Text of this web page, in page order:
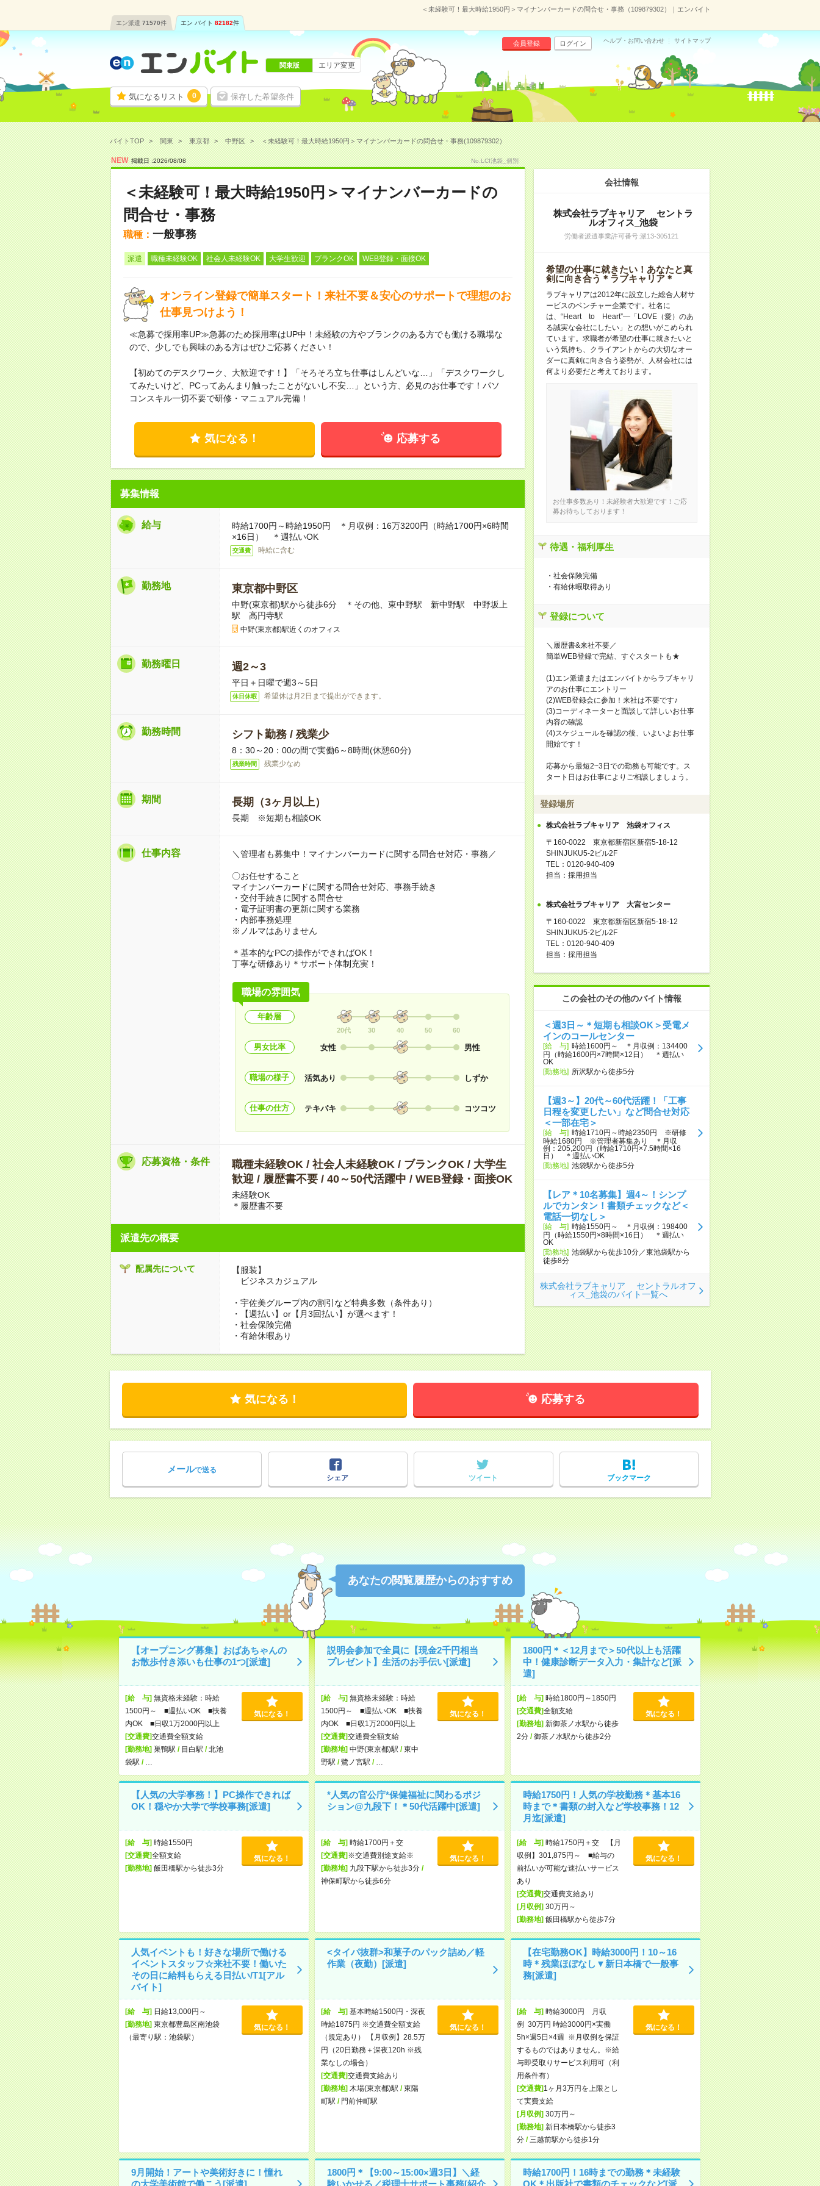
＜未経験可！最大時給1950円＞マイナンバーカードの問合せ・事務（109879302）｜エンバイト
エン派遣 71570件 エン バイト 82182件
気になるリスト 0 保存した希望条件
会員登録 ログイン ヘルプ・お問い合わせ サイトマップ
関東版 エリア変更
バイトTOP 関東 東京都 中野区 ＜未経験可！最大時給1950円＞マイナンバーカードの問合せ・事務(109879302）
NEW 掲載日 :2026/08/08 No.LCI池袋_個別
＜未経験可！最大時給1950円＞マイナンバーカードの
問合せ・事務
職種： 一般事務
派遣 職種未経験OK 社会人未経験OK 大学生歓迎 ブランクOK WEB登録・面接OK
オンライン登録で簡単スタート！来社不要＆安心のサポートで理想のお
仕事見つけよう！
≪急募で採用率UP≫急募のため採用率はUP中！未経験の方やブランクのある方でも働ける職場な
ので、少しでも興味のある方はぜひご応募ください！
【初めてのデスクワーク、大歓迎です！】「そろそろ立ち仕事はしんどいな…」「デスクワークし
てみたいけど、PCってあんまり触ったことがないし不安…」という方、必見のお仕事です！パソ
コンスキル一切不要で研修・マニュアル完備！
気になる！ 応募する
募集情報
給与
時給1700円～時給1950円 ＊月収例：16万3200円（時給1700円×6時間
×16日） ＊週払いOK
交通費 時給に含む
勤務地 東京都中野区
中野(東京都)駅から徒歩6分 ＊その他、東中野駅 新中野駅 中野坂上
駅 高円寺駅
中野(東京都)駅近くのオフィス
勤務曜日 週2～3
平日＋日曜で週3～5日
休日休暇 希望休は月2日まで提出ができます。
勤務時間 シフト勤務 / 残業少
8：30～20：00の間で実働6～8時間(休憩60分)
残業時間 残業少なめ
期間 長期（3ヶ月以上）
長期 ※短期も相談OK
仕事内容 ＼管理者も募集中！マイナンバーカードに関する問合せ対応・事務／
〇お任せすること
マイナンバーカードに関する問合せ対応、事務手続き
・交付手続きに関する問合せ
・電子証明書の更新に関する業務
・内部事務処理
※ノルマはありません
＊基本的なPCの操作ができればOK！
丁寧な研修あり＊サポート体制充実！
職場の雰囲気
年齢層
20代 30 40 50 60
男女比率 女性 男性
職場の様子 活気あり しずか
仕事の仕方 テキパキ コツコツ
応募資格・条件
職種未経験OK / 社会人未経験OK / ブランクOK / 大学生
歓迎 / 履歴書不要 / 40～50代活躍中 / WEB登録・面接OK
未経験OK
＊履歴書不要
派遣先の概要
配属先について
【服装】
ビジネスカジュアル
・宇佐美グループ内の割引など特典多数（条件あり）
・【週払い】or【月3回払い】が選べます！
・社会保険完備
・有給休暇あり
会社情報
株式会社ラブキャリア セントラ
ルオフィス_池袋
労働者派遣事業許可番号:派13-305121
希望の仕事に就きたい！あなたと真
剣に向き合う＊ラブキャリア＊
ラブキャリアは2012年に設立した総合人材サ
ービスのベンチャー企業です。社名に
は、“Heart to Heart”―「LOVE（愛）のあ
る誠実な会社にしたい」との想いがこめられ
ています。求職者が希望の仕事に就きたいと
いう気持ち、クライアントからの大切なオー
ダーに真剣に向き合う姿勢が、人材会社には
何より必要だと考えております。
お仕事多数あり！未経験者大歓迎です！ご応
募お待ちしております！
待遇・福利厚生
・社会保険完備
・有給休暇取得あり
登録について
＼履歴書&来社不要／
簡単WEB登録で完結、すぐスタートも★
(1)エン派遣またはエンバイトからラブキャリ
アのお仕事にエントリー
(2)WEB登録会に参加！来社は不要です♪
(3)コーディネーターと面談して詳しいお仕事
内容の確認
(4)スケジュールを確認の後、いよいよお仕事
開始です！
応募から最短2~3日での勤務も可能です。ス
タート日はお仕事によりご相談しましょう。
登録場所
株式会社ラブキャリア 池袋オフィス
〒160-0022 東京都新宿区新宿5-18-12
SHINJUKU5-2ビル2F
TEL：0120-940-409
担当：採用担当
株式会社ラブキャリア 大宮センター
〒160-0022 東京都新宿区新宿5-18-12
SHINJUKU5-2ビル2F
TEL：0120-940-409
担当：採用担当
この会社のその他のバイト情報
＜週3日～＊短期も相談OK＞受電メ
インのコールセンター
[給 与] 時給1600円～ ＊月収例：134400
円（時給1600円×7時間×12日） ＊週払い
OK
[勤務地] 所沢駅から徒歩5分
【週3～】20代～60代活躍！「工事
日程を変更したい」など問合せ対応
＜一部在宅＞
[給 与] 時給1710円～時給2350円 ※研修
時給1680円 ※管理者募集あり ＊月収
例：205,200円（時給1710円×7.5時間×16
日） ＊週払いOK
[勤務地] 池袋駅から徒歩5分
【レア＊10名募集】週4～！シンプ
ルでカンタン！書類チェックなど＜
電話一切なし＞
[給 与] 時給1550円～ ＊月収例：198400
円（時給1550円×8時間×16日） ＊週払い
OK
[勤務地] 池袋駅から徒歩10分／東池袋駅から
徒歩8分
株式会社ラブキャリア セントラルオフ
ィス_池袋のバイト一覧へ
気になる！ 応募する
メールで送る
シェア
ツイート ブックマーク
あなたの閲覧履歴からのおすすめ
【オープニング募集】おばあちゃんの
お散歩付き添いも仕事の1つ[派遣]
[給 与]無資格未経験：時給
1500円～ ■週払いOK ■扶養
内OK ■日収1万2000円以上
[交通費]交通費全額支給
[勤務地]巣鴨駅 / 目白駅 /北池
袋駅 /
気になる！
説明会参加で全員に【現金2千円相当
プレゼント】生活のお手伝い[派遣]
[給 与]無資格未経験：時給
1500円～ ■週払いOK ■扶養
内OK ■日収1万2000円以上
[交通費]交通費全額支給
[勤務地]中野(東京都)駅 /東中
野駅 /鷺ノ宮駅 /
気になる！
1800円＊＜12月まで＞50代以上も活躍
中！健康診断データ入力・集計など[派
遣]
[給 与]時給1800円～1850円
[交通費]全額支給
[勤務地]新御茶ノ水駅から徒歩
2分/御茶ノ水駅から徒歩2分
気になる！
【人気の大学事務！】PC操作できれば
OK！穏やか大学で学校事務[派遣]
[給 与]時給1550円
[交通費]全額支給
[勤務地]飯田橋駅から徒歩3分
気になる！
*人気の官公庁*保健福祉に関わるポジ
ション@九段下！＊50代活躍中[派遣]
[給 与]時給1700円＋交
[交通費]※交通費別途支給※
[勤務地]九段下駅から徒歩3分/
神保町駅から徒歩6分
気になる！
時給1750円！人気の学校勤務＊基本16
時まで＊書類の封入など学校事務！12
月迄[派遣]
[給 与]時給1750円＋交 【月
収例】301,875円～ ■給与の
前払いが可能な速払いサービス
あり
[交通費]交通費支給あり
[月収例]30万円～
[勤務地]飯田橋駅から徒歩7分
気になる！
人気イベントも！好きな場所で働ける
イベントスタッフ☆来社不要！働いた
その日に給料もらえる日払い/T1[アル
バイト]
[給 与]日給13,000円～
[勤務地]東京都豊島区南池袋
（最寄り駅：池袋駅）
気になる！
<タイパ抜群>和菓子のパック詰め／軽
作業（夜勤）[派遣]
[給 与]基本時給1500円・深夜
時給1875円 ※交通費全額支給
（規定あり） 【月収例】28.5万
円（20日勤務＋深夜120h ※残
業なしの場合）
[交通費]交通費支給あり
[勤務地]木場(東京都)駅 /東陽
町駅 / 門前仲町駅
気になる！
【在宅勤務OK】時給3000円！10～16
時＊残業ほぼなし▼新日本橋で一般事
務[派遣]
[給 与]時給3000円 月収
例 30万円 時給3000円×実働
5h×週5日×4週 ※月収例を保証
するものではありません。※給
与即受取りサービス利用可（利
用条件有）
[交通費]1ヶ月3万円を上限とし
て実費支給
[月収例]30万円～
[勤務地]新日本橋駅から徒歩3
分/ 三越前駅から徒歩1分
気になる！
9月開始！アートや美術好きに！憧れ
の大学美術館で働こう[派遣]
1800円＊【9:00～15:00×週3日】＼経
験いかせる／税理士サポート事務[紹介
時給1700円！16時までの勤務＊未経験
OK＊出版社で書類のチェックなど[派